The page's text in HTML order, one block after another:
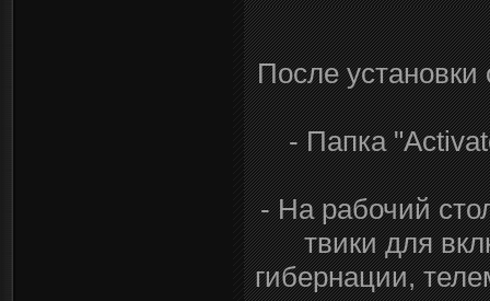
После установки
- Папка
- На рабочий
твики для
гибернации,